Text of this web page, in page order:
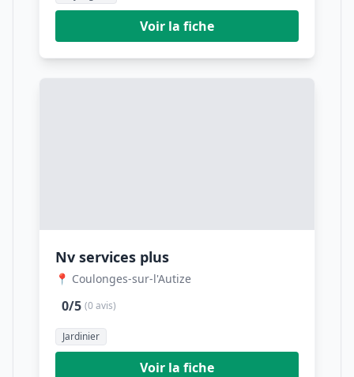
Voir la fiche
Nv services plus
📍 Coulonges-sur-l'Autize
0/5 (0 avis)
Jardinier
Voir la fiche